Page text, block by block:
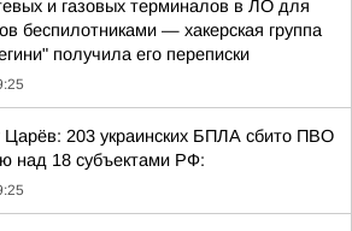
и газовых терминалов в ЛО для
беспилотниками — хакерская группа
получила его переписки
Царёв: 203 украинских БПЛА сбито ПВО
над 18 субъектами РФ: